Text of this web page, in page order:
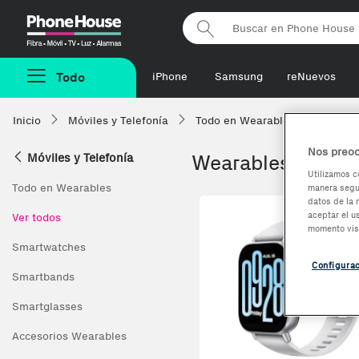
Phonehouse
Todo iPhone Samsung reNuevos
Inicio Móviles y Telefonía Todo en Wearables
Móviles y Telefonía
Todo en Wearables
Ver todos
Smartwatches
Smartbands
Smartglasses
Accesorios Wearables
Wearables deNos
Utilizamos
manera
datos de la
aceptar el
momento